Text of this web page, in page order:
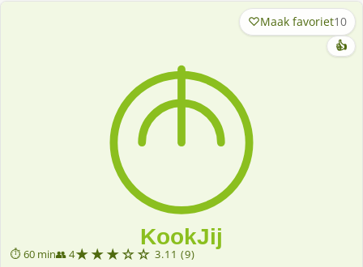
⏱ 60 min👥 4★★★☆☆ 3.11 (9)
Maak favoriet10
👍